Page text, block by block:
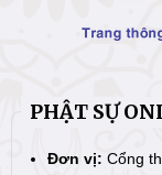
PHẬT SỰ
Đơn vị: Cổng